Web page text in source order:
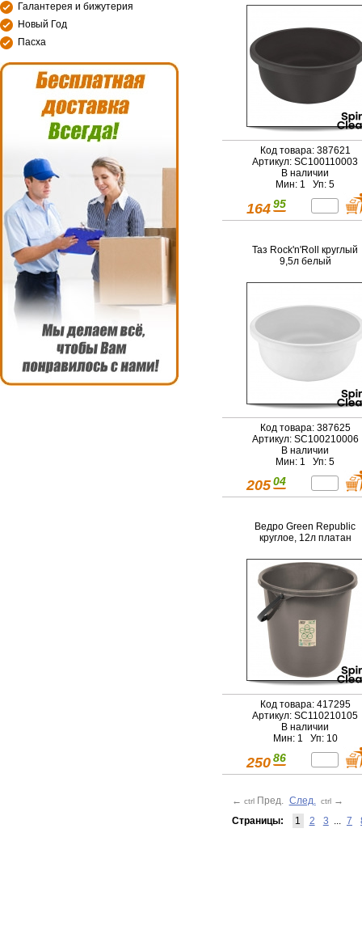
Галантерея и бижутерия
Новый Год
Пасха
Код товара: 387621
Артикул: SC100110003
В наличии
Мин: 1 Уп: 5
164 95
Таз Rock'n'Roll круглый
9,5л белый
Код товара: 387625
Артикул: SC100210006
В наличии
Мин: 1 Уп: 5
205 04
Ведро Green Republic
круглое, 12л платан
Код товара: 417295
Артикул: SC110210105
В наличии
Мин: 1 Уп: 10
250 86
← ctrl Пред. След. ctrl →
Страницы:
1 2 3 ... 7